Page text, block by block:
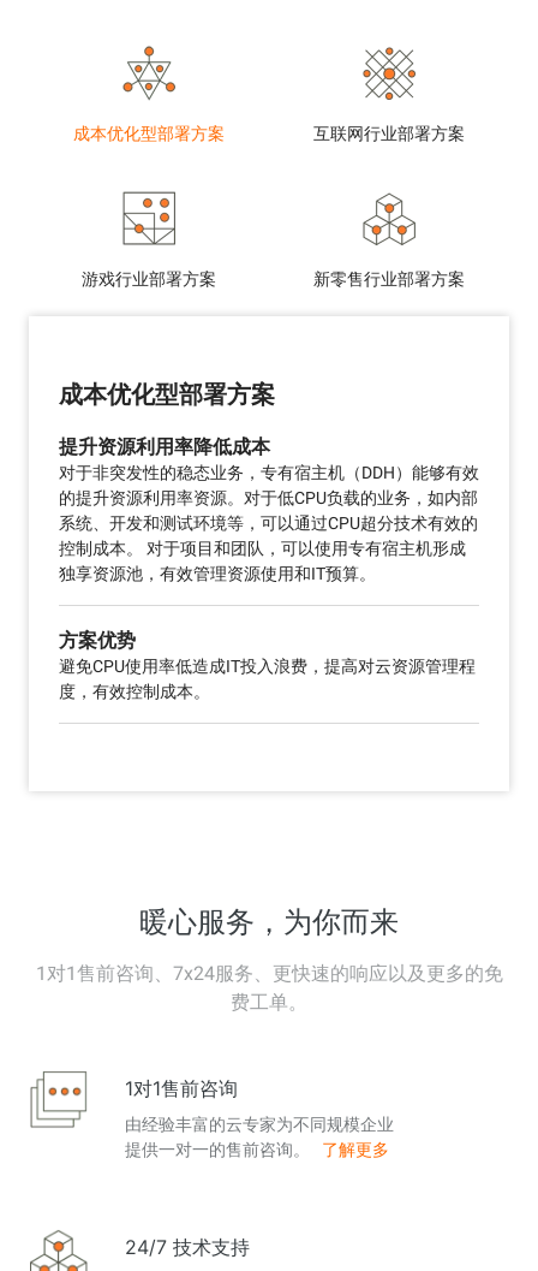
成本优化型部署方案 互联网行业部署方案
游戏行业部署方案 新零售行业部署方案
成本优化型部署方案
提升资源利用率降低成本
对于非突发性的稳态业务，专有宿主机（DDH）能够有效
的提升资源利用率资源。对于低CPU负载的业务，如内部
系统、开发和测试环境等，可以通过CPU超分技术有效的
控制成本。 对于项目和团队，可以使用专有宿主机形成
独享资源池，有效管理资源使用和IT预算。
方案优势
避免CPU使用率低造成IT投入浪费，提高对云资源管理程
度，有效控制成本。
暖心服务，为你而来
1对1售前咨询、7x24服务、更快速的响应以及更多的免
费工单。
1对1售前咨询
由经验丰富的云专家为不同规模企业
提供一对一的售前咨询。
了解更多
24/7 技术支持